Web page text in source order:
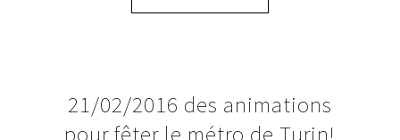
21
21/02/2016 des animations
pour fêter le métro de Turin!